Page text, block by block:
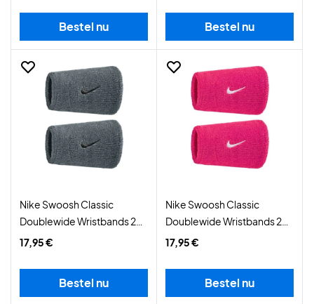
Bestel nu Bestel nu
Nike Swoosh Classic
Doublewide Wristbands 2-
Pack Grey/Black
17,95 €
Bestel nu
Nike Swoosh Classic
Doublewide Wristbands 2-
Pack Pink/White
17,95 €
Bestel nu